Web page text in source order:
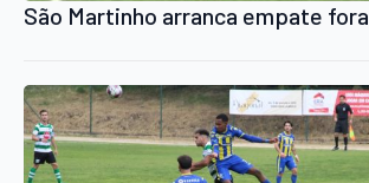
São Martinho arranca empate fora